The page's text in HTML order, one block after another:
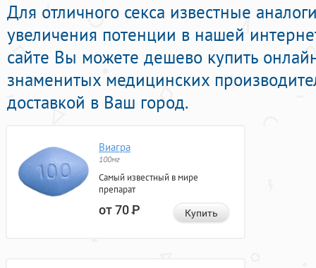
Для отличного секса известные
увеличения потенции в нашей
сайте Вы можете дешево купить
знаменитых медицинских
доставкой в Ваш город.
Виагра
100мг
Самый известный в мире
препарат
от 70Р Купить